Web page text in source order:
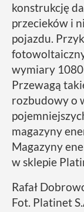
konstrukcję
przecieków i
pojazdu.
wymiary 1080
Przewagą
rozbudowy o
magazyny
Magazyny
w sklepie
Rafał
Fot. Platinet